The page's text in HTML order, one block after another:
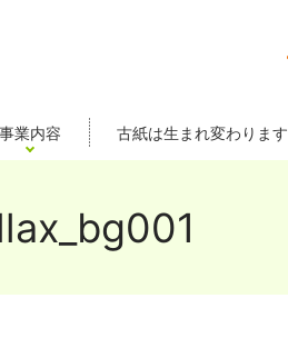
事業内容 古紙は生まれ変わります